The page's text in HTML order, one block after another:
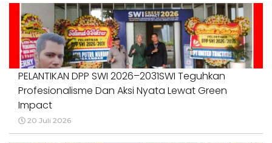
PELANTIKAN DPP SWI 2026–2031SWI Teguhkan
Profesionalisme Dan Aksi Nyata Lewat Green
Impact
20 Juli 2026